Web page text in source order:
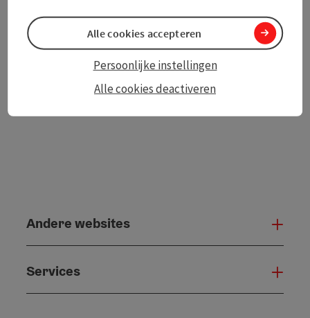
Bijdrage printen
TOURDATA
Andere websites
Services
Alle cookies deactiveren
Persoonlijke instellingen
Alle cookies accepteren